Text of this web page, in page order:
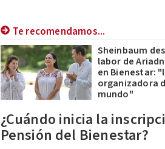
Te recomendamos...
Sheinbaum
labor de
en Bienestar:
organizadora
mundo"
¿Cuándo inicia la
Pensión del Bienestar?